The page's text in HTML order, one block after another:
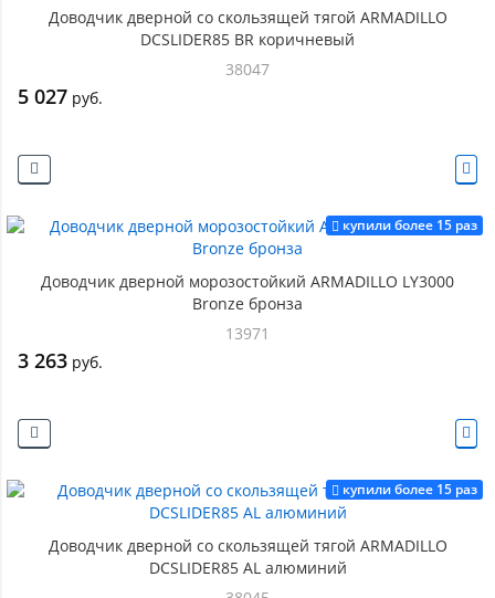
Доводчик дверной со скользящей тягой ARMADILLO
DCSLIDER85 BR коричневый
38047
5 027 руб.
купили более 15 раз
Доводчик дверной морозостойкий ARMADILLO LY3000
Bronze бронза
13971
3 263 руб.
купили более 15 раз
Доводчик дверной со скользящей тягой ARMADILLO
DCSLIDER85 AL алюминий